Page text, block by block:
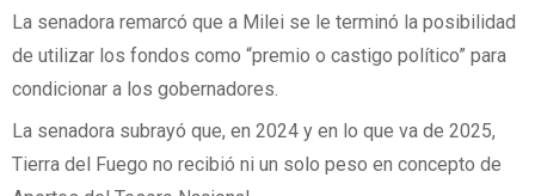
La senadora remarcó que a Milei se le terminó la posibilidad
de utilizar los fondos como “premio o castigo político” para
condicionar a los gobernadores.
La senadora subrayó que, en 2024 y en lo que va de 2025,
Tierra del Fuego no recibió ni un solo peso en concepto de